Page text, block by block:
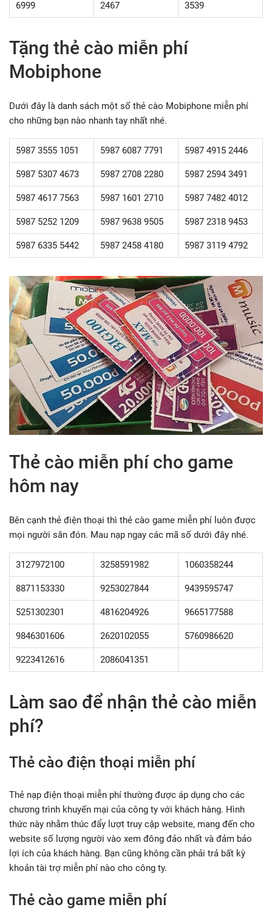
6999 2467 3539
Tặng thẻ cào miễn phí
Mobiphone
Dưới đây là danh sách một số thẻ cào Mobiphone miễn phí
cho những bạn nào nhanh tay nhất nhé.
5987 3555 1051 5987 6087 7791 5987 4915 2446
5987 5307 4673 5987 2708 2280 5987 2594 3491
5987 4617 7563 5987 1601 2710 5987 7482 4012
5987 5252 1209 5987 9638 9505 5987 2318 9453
5987 6335 5442 5987 2458 4180 5987 3119 4792
Thẻ cào miễn phí cho game
hôm nay
Bên cạnh thẻ điện thoại thì thẻ cào game miễn phí luôn được
mọi người săn đón. Mau nạp ngay các mã số dưới đây nhé.
3127972100 3258591982 1060358244
8871153330 9253027844 9439595747
5251302301 4816204926 9665177588
9846301606 2620102055 5760986620
9223412616 2086041351
Làm sao để nhận thẻ cào miễn
phí?
Thẻ cào điện thoại miễn phí
Thẻ nạp điện thoại miễn phí thường được áp dụng cho các
chương trình khuyến mại của công ty với khách hàng. Hình
thức này nhằm thúc đẩy lượt truy cập website, mang đến cho
website số lượng người vào xem đông đảo nhất và đảm bảo
lợi ích của khách hàng. Bạn cũng không cần phải trả bất kỳ
khoản tài trợ miễn phí nào cho công ty.
Thẻ cào game miễn phí